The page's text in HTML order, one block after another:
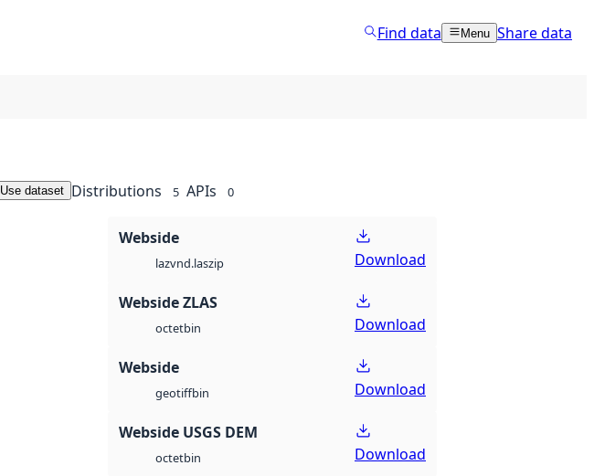
Find data Menu Share data
Use dataset Distributions 5 APIs 0
Webside
lazvnd.laszip Download
Webside ZLAS
octetbin Download
Webside
geotiffbin Download
Webside USGS DEM
octetbin Download